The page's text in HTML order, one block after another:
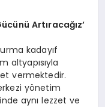
Artıracağız’
kadayıf
altyapısıyla
vermektedir.
yönetim
aynı lezzet ve